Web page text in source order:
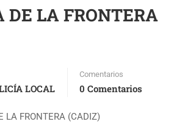
LA FRONTERA
LOCAL
Comentarios
0 Comentarios
LA FRONTERA (CADIZ)